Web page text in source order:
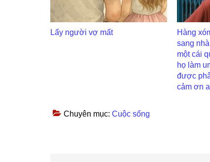
Lấy người vợ mất
Hàng
sang
một cái
họ làm
được
cảm ơn
Chuyên mục: Cuộc sống